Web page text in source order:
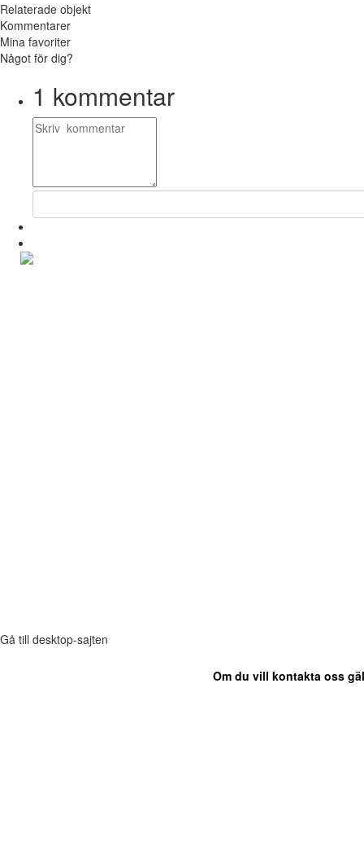
Relaterade objekt
Kommentarer
Mina favoriter
Något för dig?
1 kommentar
Gå till desktop-sajten
Om du vill kontakta oss